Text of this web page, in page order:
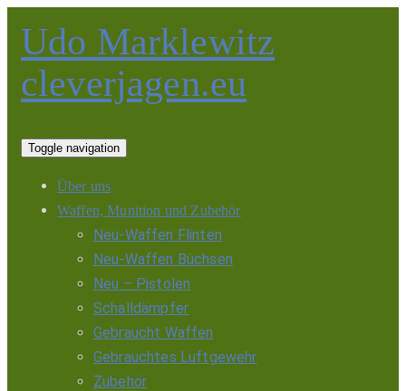
Udo Marklewitz
cleverjagen.eu
Toggle navigation
Über uns
Waffen, Munition und Zubehör
Neu-Waffen Flinten
Neu-Waffen Büchsen
Neu – Pistolen
Schalldämpfer
Gebraucht Waffen
Gebrauchtes Luftgewehr
Zubehör